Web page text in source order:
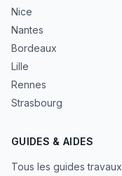
Nice
Nantes
Bordeaux
Lille
Rennes
Strasbourg
GUIDES & AIDES
Tous les guides travaux